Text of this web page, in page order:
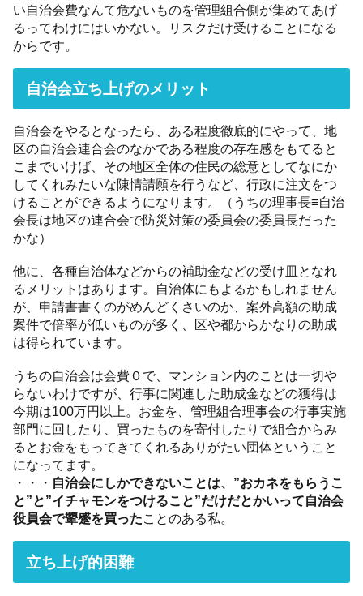
い自治会費なんて危ないものを管理組合側が集めてあげ
るってわけにはいかない。リスクだけ受けることになる
からです。
自治会立ち上げのメリット
自治会をやるとなったら、ある程度徹底的にやって、地
区の自治会連合会のなかである程度の存在感をもてると
こまでいけば、その地区全体の住民の総意としてなにか
してくれみたいな陳情請願を行うなど、行政に注文をつ
けることができるようになります。（うちの理事長≡自治
会長は地区の連合会で防災対策の委員会の委員長だった
かな）
他に、各種自治体などからの補助金などの受け皿となれ
るメリットはあります。自治体にもよるかもしれません
が、申請書書くのがめんどくさいのか、案外高額の助成
案件で倍率が低いものが多く、区や都からかなりの助成
は得られています。
うちの自治会は会費０で、マンション内のことは一切や
らないわけですが、行事に関連した助成金などの獲得は
今期は100万円以上。お金を、管理組合理事会の行事実施
部門に回したり、買ったものを寄付したりで組合からみ
るとお金をもってきてくれるありがたい団体ということ
になってます。
・・・ 自治会にしかできないことは、”おカネをもらうこ
と”と”イチャモンをつけること”だけだとかいって自治会
役員会で顰蹙を買ったことのある私。
立ち上げ的困難